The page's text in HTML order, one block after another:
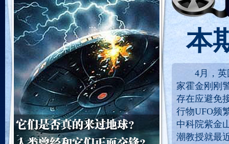
本
4月，
家霍金刚刚
存在应避免
行物UFO频
中科院紫金
潮教授就最